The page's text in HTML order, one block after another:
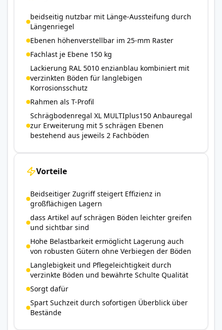
beidseitig nutzbar mit Länge-Aussteifung durch
Längenriegel
Ebenen höhenverstellbar im 25-mm Raster
Fachlast je Ebene 150 kg
Lackierung RAL 5010 enzianblau kombiniert mit
verzinkten Böden für langlebigen
Korrosionsschutz
Rahmen als T-Profil
Schrägbodenregal XL MULTIplus150 Anbauregal
zur Erweiterung mit 5 schrägen Ebenen
bestehend aus jeweils 2 Fachböden
Vorteile
Beidseitiger Zugriff steigert Effizienz in
großflächigen Lagern
dass Artikel auf schrägen Böden leichter greifen
und sichtbar sind
Hohe Belastbarkeit ermöglicht Lagerung auch
von robusten Gütern ohne Verbiegen der Böden
Langlebigkeit und Pflegeleichtigkeit durch
verzinkte Böden und bewährte Schulte Qualität
Sorgt dafür
Spart Suchzeit durch sofortigen Überblick über
Bestände